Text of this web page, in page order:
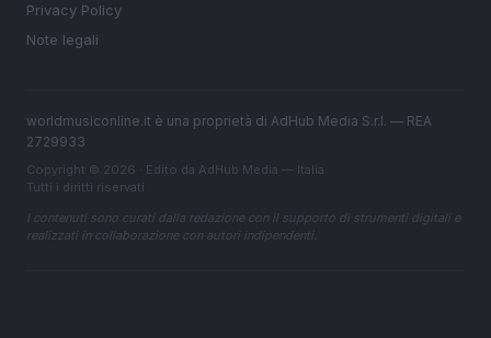
Privacy Policy
Note legali
worldmusiconline.it è una proprietà di AdHub Media S.r.l. — REA
2729933
Copyright © 2026 · Edito da AdHub Media — Italia
Tutti i diritti riservati
I contenuti sono curati dalla redazione con il supporto di strumenti digitali e
realizzati in collaborazione con autori indipendenti.